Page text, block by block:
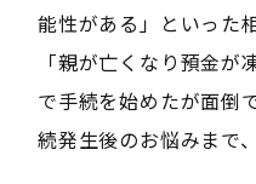
能性がある」といった
「親が亡くなり預金
で手続を始めたが面倒
続発生後のお悩みまで